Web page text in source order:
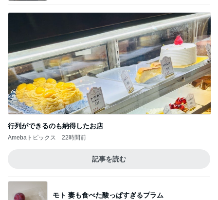
行列ができるのも納得したお店
Amebaトピックス 22時間前
記事を読む
モト 妻も食べた酸っぱすぎるプラム